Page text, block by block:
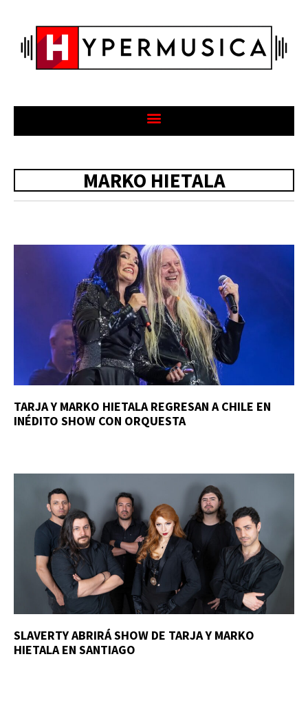
MARKO HIETALA
TARJA Y MARKO HIETALA REGRESAN A CHILE EN
INÉDITO SHOW CON ORQUESTA
SLAVERTY ABRIRÁ SHOW DE TARJA Y MARKO
HIETALA EN SANTIAGO